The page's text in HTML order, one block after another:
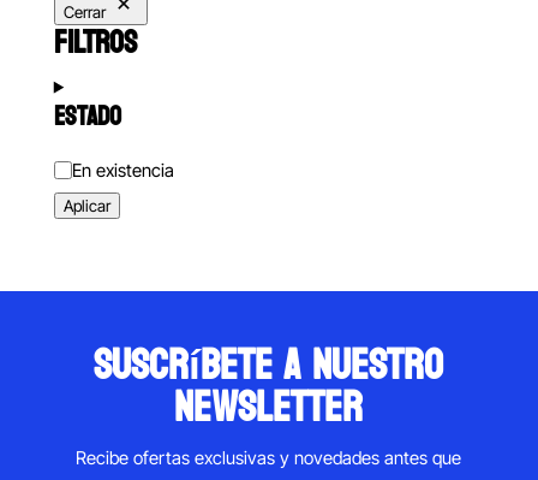
Cerrar
FILTROS
ESTADO
Estado
En existencia
Aplicar
suscríbete a nuestro
newsletter
Recibe ofertas exclusivas y novedades antes que